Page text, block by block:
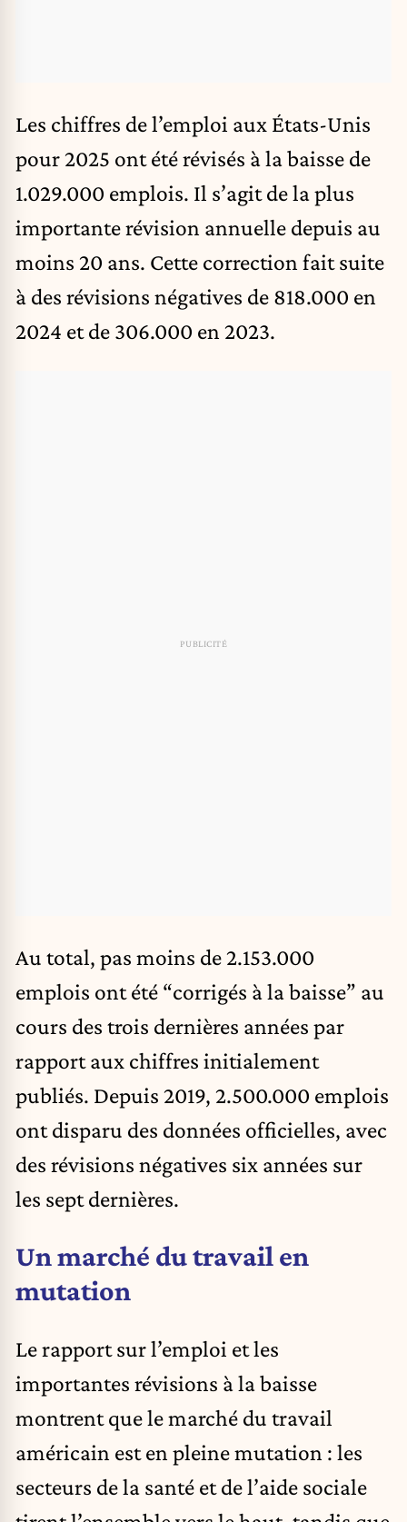
Les chiffres de l’emploi aux États-Unis
pour 2025 ont été révisés à la baisse de
1.029.000 emplois. Il s’agit de la plus
importante révision annuelle depuis au
moins 20 ans. Cette correction fait suite
à des révisions négatives de 818.000 en
2024 et de 306.000 en 2023.
Au total, pas moins de 2.153.000
emplois ont été “corrigés à la baisse” au
cours des trois dernières années par
rapport aux chiffres initialement
publiés. Depuis 2019, 2.500.000 emplois
ont disparu des données officielles, avec
des révisions négatives six années sur
les sept dernières.
Un marché du travail en
mutation
Le rapport sur l’emploi et les
importantes révisions à la baisse
montrent que le marché du travail
américain est en pleine mutation : les
secteurs de la santé et de l’aide sociale